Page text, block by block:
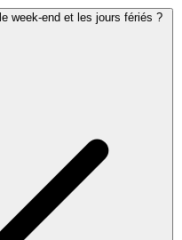
week-end et les jours fériés ?